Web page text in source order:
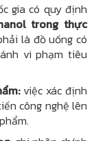
gia có quy định
trong thực
là đồ uống có
vi phạm tiêu
việc xác định
công nghệ lên